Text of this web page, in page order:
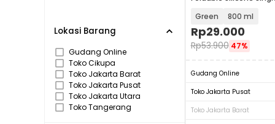
Toko Tangerang
Senin - Jumat
Lokasi Barang
Gudang Online
Toko Cikupa
Toko Jakarta Barat
Toko Jakarta Pusat
Toko Jakarta Utara
Toko Tangerang
Green 800 ml
Rp29.000
Rp53.900 47%
Gudang Online
Toko Jakarta Pusat
Toko Jakarta Barat